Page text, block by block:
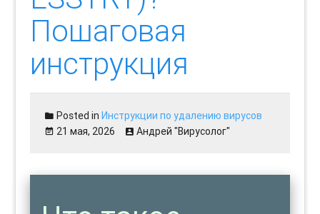
Пошаговая
инструкция
Posted inИнструкции по удалению вирусов
21 мая, 2026
Андрей "Вирусолог"